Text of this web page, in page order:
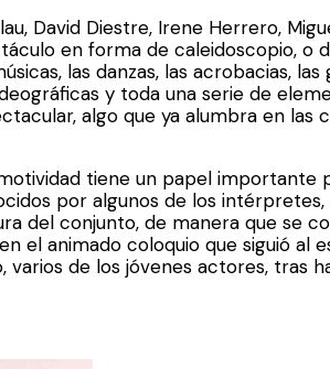
David Diestre, Irene Herrero,
en forma de caleidoscopio, o
las danzas, las acrobacias,
y toda una serie de
algo que ya alumbra en las
tiene un papel importante
por algunos de los
del conjunto, de manera que se
el animado coloquio que siguió al
de los jóvenes actores, tras